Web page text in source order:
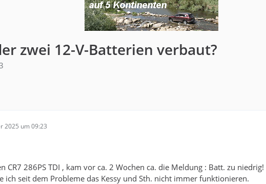
zwei 12-V-Batterien verbaut?
2025 um 09:23
CR7 286PS TDI , kam vor ca. 2 Wochen ca. die Meldung : Batt. zu niedrig!
ich seit dem Probleme das Kessy und Sth. nicht immer funktionieren.